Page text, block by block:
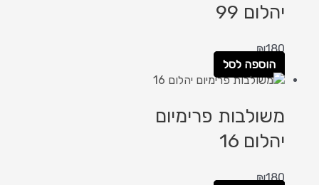
יהלום 99
₪180
הוספה לסל
משולבות פרימיום
יהלום 16
₪180